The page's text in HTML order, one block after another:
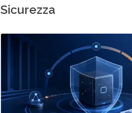
Sicurezza